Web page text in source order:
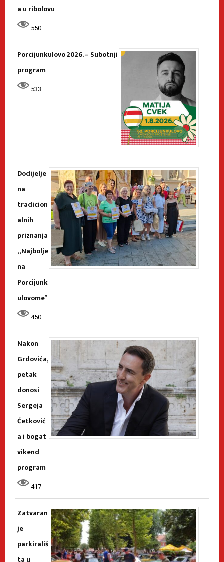
a u ribolovu
550
Porcijunkulovo 2026. – Subotnji
program
533
Dodijelje
na
tradicion
alnih
priznanja
„Najbolje
na
Porcijunk
ulovome”
450
Nakon
Grdovića,
petak
donosi
Sergeja
Ćetković
a i bogat
vikend
program
417
Zatvaran
je
parkirališ